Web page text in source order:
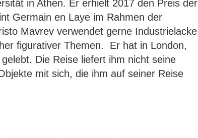
in Athen. Er erhielt 2017 den Preis der
Germain en Laye im Rahmen der
Mavrev verwendet gerne Industrielacke
figurativer Themen. Er hat in London,
Die Reise liefert ihm nicht seine
mit sich, die ihm auf seiner Reise